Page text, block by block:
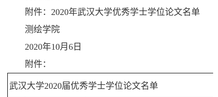
附件：2020年武汉大学优秀学士学位论文名单
测绘学院
2020年10月6日
附件：
武汉大学2020届优秀学士学位论文名单